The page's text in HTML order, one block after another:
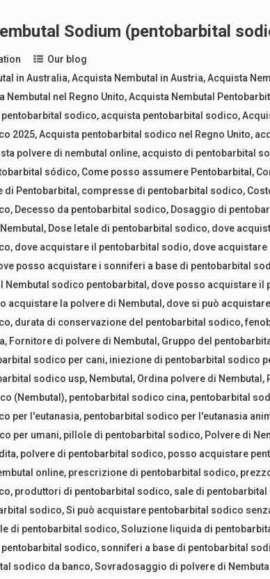
Sodium (pentobarbital
Our blog
in Australia,Acquista Nembutal in Austria,Acquista
Nembutal nel Regno Unito,Acquista Nembutal
sodico, acquista pentobarbital sodico,
2025,Acquista pentobarbital sodico nel Regno Unito,
polvere di nembutal online, acquisto di pentobarbital
sódico, Come posso assumere Pentobarbital ,
di Pentobarbital , compresse di pentobarbital sodico,
, Decesso da pentobarbital sodico, Dosaggio di
, Dose letale di pentobarbital sodico, dove
, dove acquistare il pentobarbital sodio, dove acquistare
posso acquistare i sonniferi a base di pentobarbital
Nembutal sodico pentobarbital , dove posso acquistare il
acquistare la polvere di Nembutal , dove si può acquistare
, durata di conservazione del pentobarbital sodico,
, Fornitore di polvere di Nembutal , Gruppo del
sodico per cani, iniezione di pentobarbital sodico
sodico usp, Nembutal , Ordina polvere di Nembutal ,
(Nembutal), pentobarbital sodico cina, pentobarbital
per l'eutanasia, pentobarbital sodico per l'eutanasia
per umani, pillole di pentobarbital sodico, Polvere di
, polvere di pentobarbital sodico, posso acquistare
online, prescrizione di pentobarbital sodico,
, produttori di pentobarbital sodico, sale di
sodico,Si può acquistare pentobarbital sodico
di pentobarbital sodico,Soluzione liquida di
sodico, sonniferi a base di pentobarbital
sodico da banco,Sovradosaggio di polvere di Nembutal